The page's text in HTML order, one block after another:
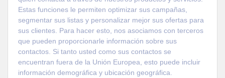
Estas funciones le permiten optimizar sus campañas,
segmentar sus listas y personalizar mejor sus ofertas para
sus clientes. Para hacer esto, nos asociamos con terceros
que pueden proporcionarle información sobre sus
contactos. Si tanto usted como sus contactos se
encuentran fuera de la Unión Europea, esto puede incluir
información demográfica y ubicación geográfica.